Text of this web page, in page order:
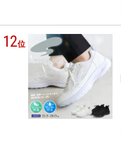
12位